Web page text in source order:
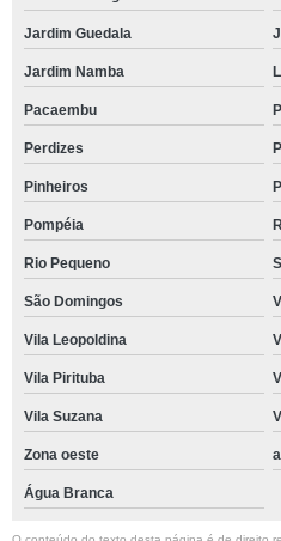
Jardim Guedala
Jardim Namba
Pacaembu
Perdizes
Pinheiros
Pompéia
Rio Pequeno
São Domingos
Vila Leopoldina
Vila Pirituba
Vila Suzana
Zona oeste
Água Branca